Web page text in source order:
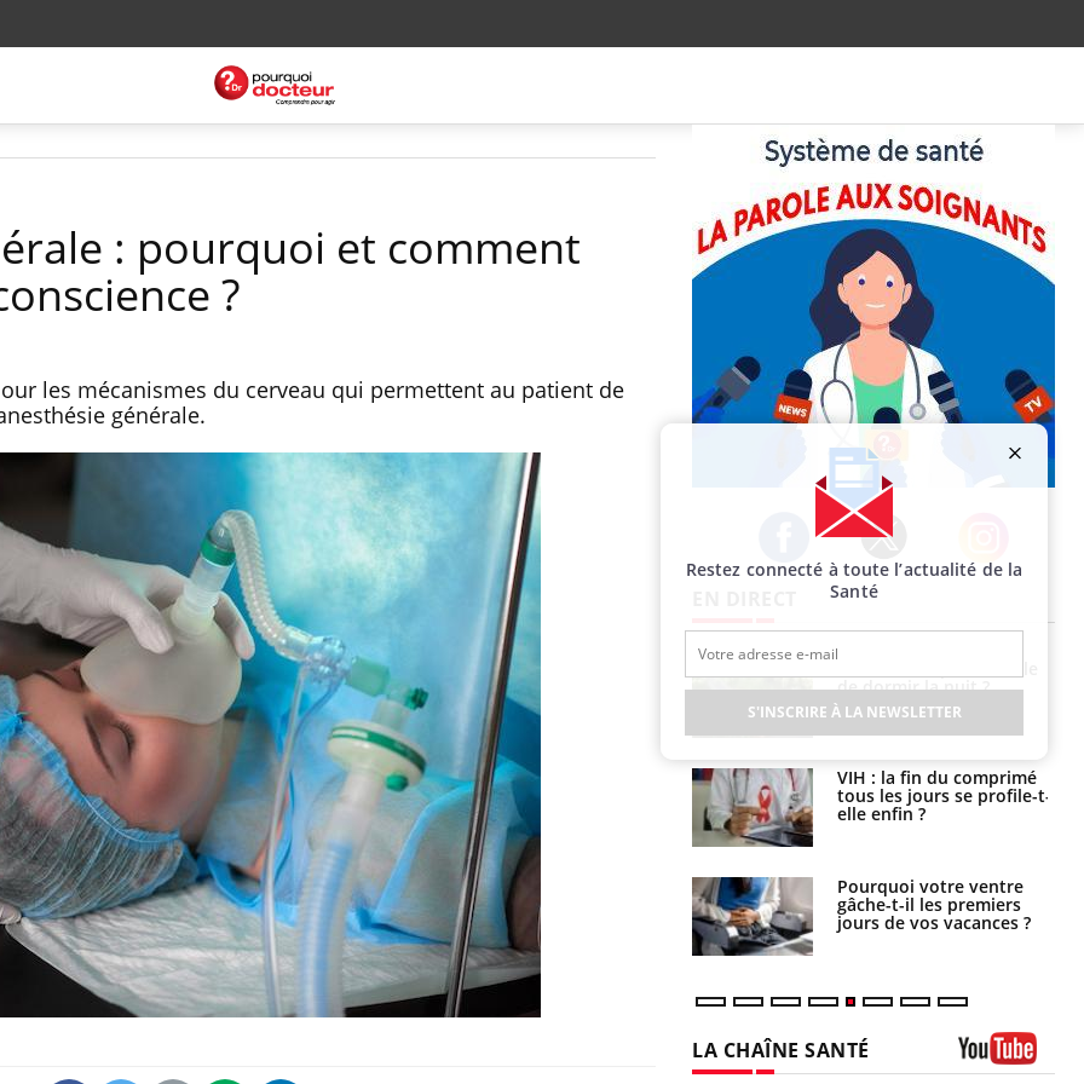
: pourquoi et comment
?
les mécanismes du cerveau qui permettent au patient de
générale.
Facebook Twitter Instagram
Comment oublier les
écrans en vacances ?
Toujours connectés :
comment le travail
empiète de plus en plus
sur nos soirées
Cancer colorectal : une
stratégie simple aurait
changé la donne au Pays
basque
Chikungunya, dengue,
West Nile : que se passe-
t-il dans le sud de la
France ?
Les médicaments GLP-1
protègent-ils aussi les os
?
Cytomégalovirus : ce qui
change dans la prise en
charge des femmes
enceintes
de dormir la nuit ?
VIH : la fin du comprimé
tous les jours se profile-t-
elle enfin ?
Pourquoi votre ventre
gâche-t-il les premiers
jours de vos vacances ?
LA CHAÎNE SANTÉ
Restez connecté à toute l’actualité de la
Santé
S'INSCRIRE À LA NEWSLETTER